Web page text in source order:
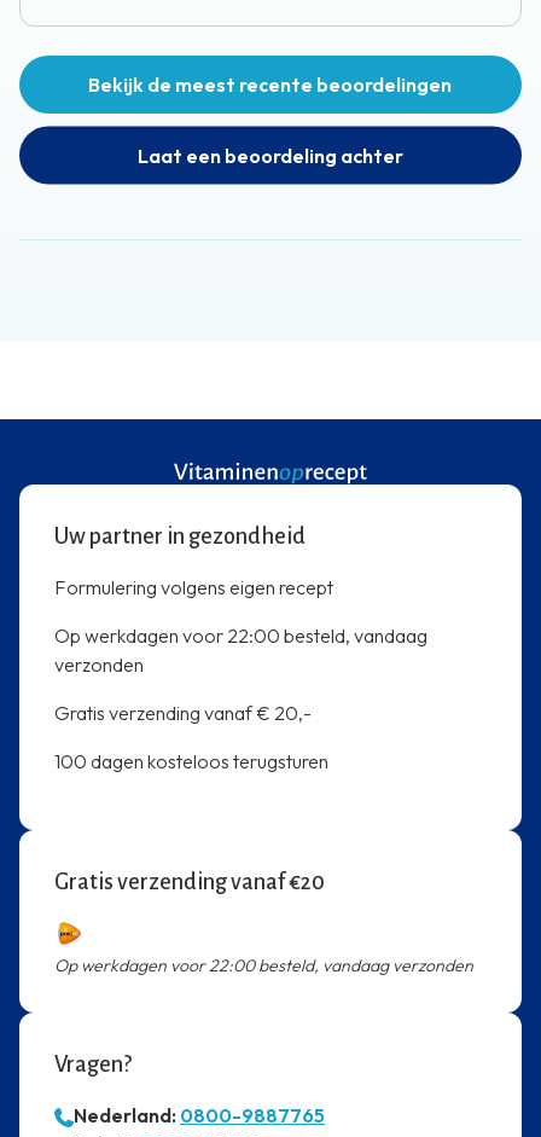
Bekijk de meest recente beoordelingen
Laat een beoordeling achter
Uw partner in gezondheid
Formulering volgens eigen recept
Op werkdagen voor 22:00 besteld, vandaag
verzonden
Gratis verzending vanaf € 20,-
100 dagen kosteloos terugsturen
Gratis verzending vanaf €20
Op werkdagen voor 22:00 besteld, vandaag verzonden
Vragen?
Nederland: 0800-9887765